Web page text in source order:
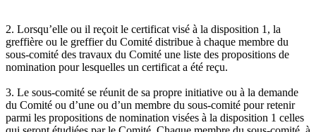
2. Lorsqu’elle ou il reçoit le certificat visé à la disposition 1, la
greffière ou le greffier du Comité distribue à chaque membre du
sous-comité des travaux du Comité une liste des propositions de
nomination pour lesquelles un certificat a été reçu.
3. Le sous-comité se réunit de sa propre initiative ou à la demande
du Comité ou d’une ou d’un membre du sous-comité pour retenir
parmi les propositions de nomination visées à la disposition 1 celles